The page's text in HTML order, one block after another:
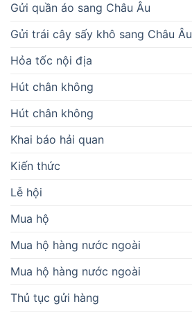
Gửi quần áo sang Châu Âu
Gửi trái cây sấy khô sang Châu Âu
Hỏa tốc nội địa
Hút chân không
Hút chân không
Khai báo hải quan
Kiến thức
Lễ hội
Mua hộ
Mua hộ hàng nước ngoài
Mua hộ hàng nước ngoài
Thủ tục gửi hàng